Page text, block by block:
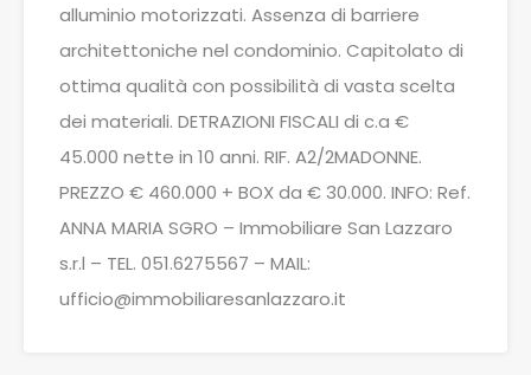
alluminio motorizzati. Assenza di barriere
architettoniche nel condominio. Capitolato di
ottima qualità con possibilità di vasta scelta
dei materiali. DETRAZIONI FISCALI di c.a €
45.000 nette in 10 anni. RIF. A2/2MADONNE.
PREZZO € 460.000 + BOX da € 30.000. INFO: Ref.
ANNA MARIA SGRO – Immobiliare San Lazzaro
s.r.l – TEL. 051.6275567 – MAIL:
ufficio@immobiliaresanlazzaro.it